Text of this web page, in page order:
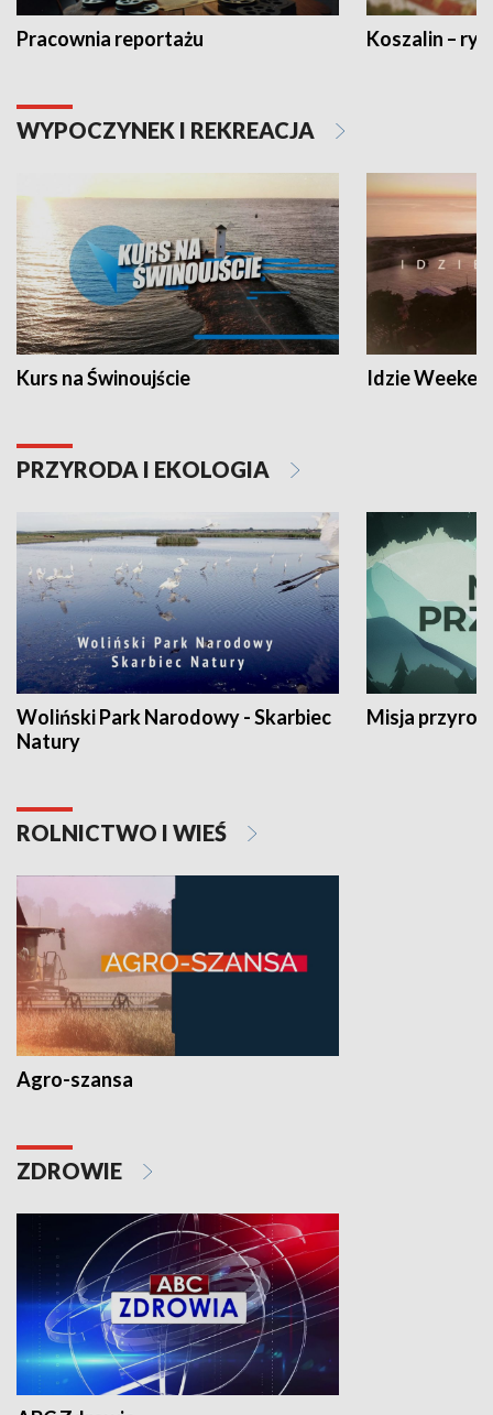
Pracownia reportażu Koszalin –
WYPOCZYNEK I REKREACJA
Kurs na Świnoujście Idzie
PRZYRODA I EKOLOGIA
Woliński Park Narodowy - Skarbiec
Natury
Misja
ROLNICTWO I WIEŚ
Agro-szansa
ZDROWIE